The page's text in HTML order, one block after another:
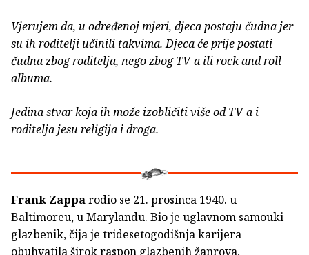
Vjerujem da, u određenoj mjeri, djeca postaju čudna jer
su ih roditelji učinili takvima. Djeca će prije postati
čudna zbog roditelja, nego zbog TV-a ili rock and roll
albuma.
Jedina stvar koja ih može izobličiti više od TV-a i
roditelja jesu religija i droga.
Frank Zapparodio se 21. prosinca 1940. u
Baltimoreu, u Marylandu. Bio je uglavnom samouki
glazbenik, čija je tridesetogodišnja karijera
obuhvatila širok raspon glazbenih žanrova,